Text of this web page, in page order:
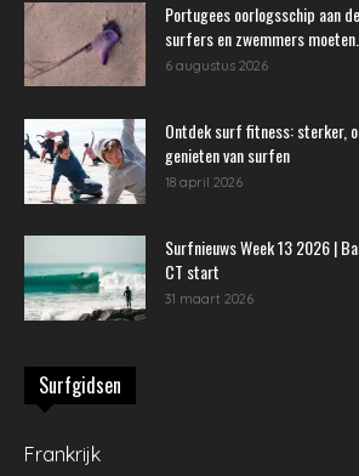
Portugees oorlogsschip aan
surfers en zwemmers
6 augustus 2026
Ontdek surf fitness: sterker,
genieten van surfen
18 april 2026
Surfnieuws Week 13 2026 |
CT start
31 maart 2026
Surfgidsen
Frankrijk